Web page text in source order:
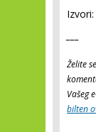
Izvori:
Želite
Vašeg
bilten